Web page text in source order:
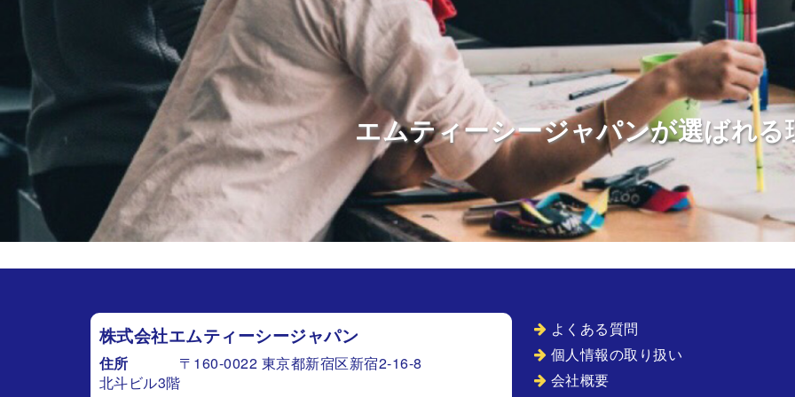
エムティーシージャパンが選ばれる
株式会社エムティーシージャパン
住所
〒160-0022 東京都新宿区新宿2-16-8
北斗ビル3階
よくある質問
個人情報の取り扱い
会社概要